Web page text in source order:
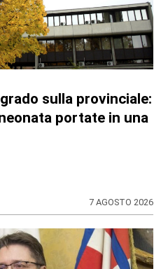
Nicco: “Onorare gli
in ogni parte del